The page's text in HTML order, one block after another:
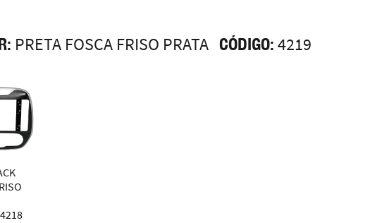
PRETA FOSCA FRISO PRATA CÓDIGO: 4219
4218